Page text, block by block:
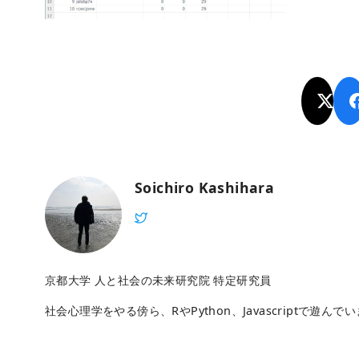
Soichiro Kashihara
京都大学 人と社会の未来研究院 特定研究員
社会心理学をやる傍ら、RやPython、Javascriptで遊んでい